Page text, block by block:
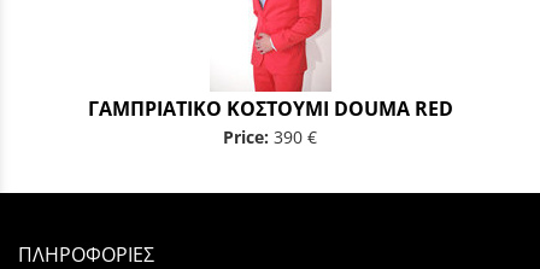
ΓΑΜΠΡΙΑΤΙΚΟ ΚΟΣΤΟΥΜΙ DOUMA RED
Price: 390 €
ΠΛΗΡΟΦΟΡΙΕΣ